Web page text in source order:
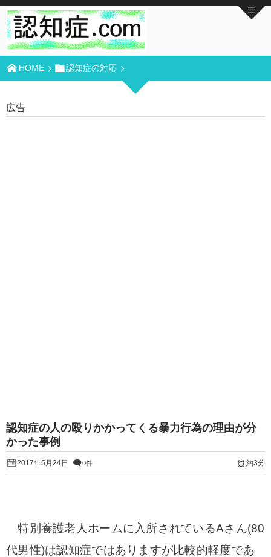
HOME 認知症の対応
広告
認知症の人の殴りかかってくる暴力行為の理由が分
かった事例
2017年5月24日 0件 約3分
特別養護老人ホームに入所されているAさん(80
代男性)は認知症ではありますが比較的軽度であ